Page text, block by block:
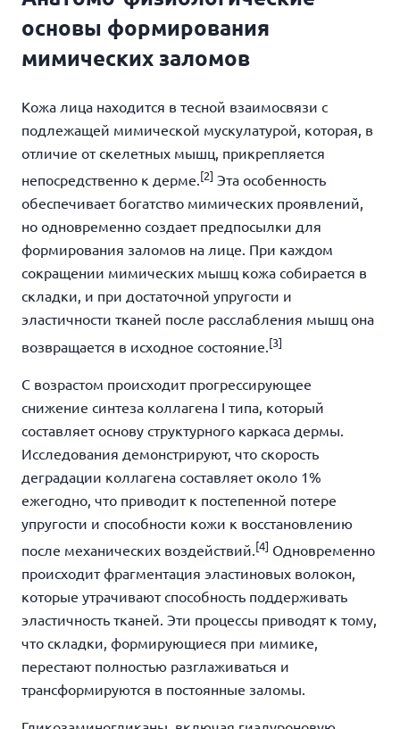
основы формирования
мимических заломов
Кожа лица находится в тесной взаимосвязи с
подлежащей мимической мускулатурой, которая, в
отличие от скелетных мышц, прикрепляется
непосредственно к дерме. [2] Эта особенность
обеспечивает богатство мимических проявлений,
но одновременно создает предпосылки для
формирования заломов на лице. При каждом
сокращении мимических мышц кожа собирается в
складки, и при достаточной упругости и
эластичности тканей после расслабления мышц она
возвращается в исходное состояние.[3]
С возрастом происходит прогрессирующее
снижение синтеза коллагена I типа, который
составляет основу структурного каркаса дермы.
Исследования демонстрируют, что скорость
деградации коллагена составляет около 1%
ежегодно, что приводит к постепенной потере
упругости и способности кожи к восстановлению
после механических воздействий. [4] Одновременно
происходит фрагментация эластиновых волокон,
которые утрачивают способность поддерживать
эластичность тканей. Эти процессы приводят к тому,
что складки, формирующиеся при мимике,
перестают полностью разглаживаться и
трансформируются в постоянные заломы.